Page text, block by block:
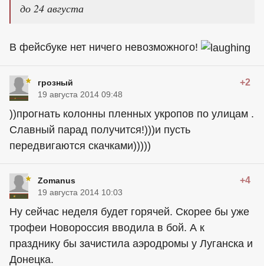
до 24 августа
В фейсбуке нет ничего невозможного!
грозный +2
19 августа 2014 09:48
))прогнать колонны пленных укропов по улицам .
Славный парад получится!)))и пусть
передвигаются скачками)))))
Zomanus +4
19 августа 2014 10:03
Ну сейчас неделя будет горячей. Скорее бы уже
трофеи Новороссия вводила в бой. А к
празднику бы зачистила аэродромы у Луганска и
Донецка.